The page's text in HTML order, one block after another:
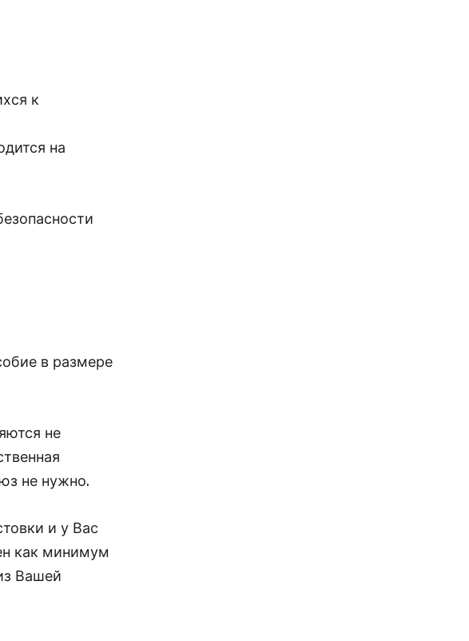
к
на
в размере
не
не нужно.
и у Вас
как минимум
Вашей